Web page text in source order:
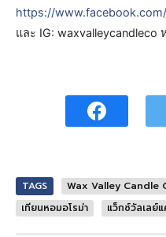
https://
และ IG:
TAGS Wax Valley Candle
เทียนหอมอโรม่า
แว็กซ์วัลเลย์